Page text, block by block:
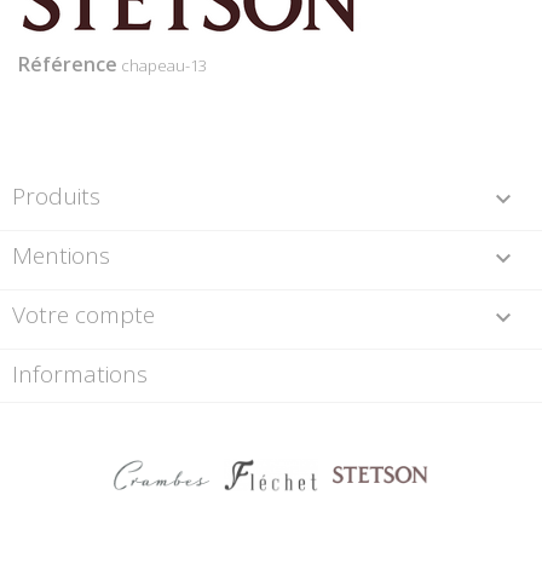
Référence chapeau-13
Produits 
Mentions 
Votre compte 
Informations